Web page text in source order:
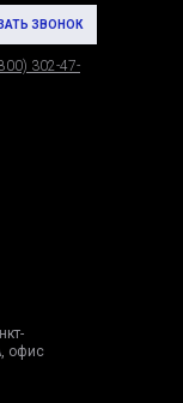
ЗВОНОК
офис
302-47-